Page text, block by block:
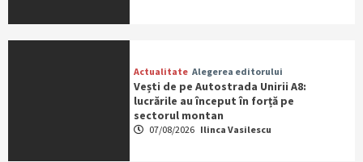
Actualitate Alegerea editorului
Vești de pe Autostrada Unirii A8:
lucrările au început în forță pe
sectorul montan
07/08/2026 Ilinca Vasilescu